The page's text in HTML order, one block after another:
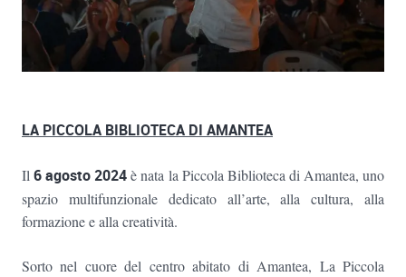
LA PICCOLA BIBLIOTECA DI AMANTEA
Il6 agosto 2024è nata la Piccola Biblioteca di Amantea, uno
spazio multifunzionale dedicato all’arte, alla cultura, alla
formazione e alla creatività.
Sorto nel cuore del centro abitato di Amantea, La Piccola